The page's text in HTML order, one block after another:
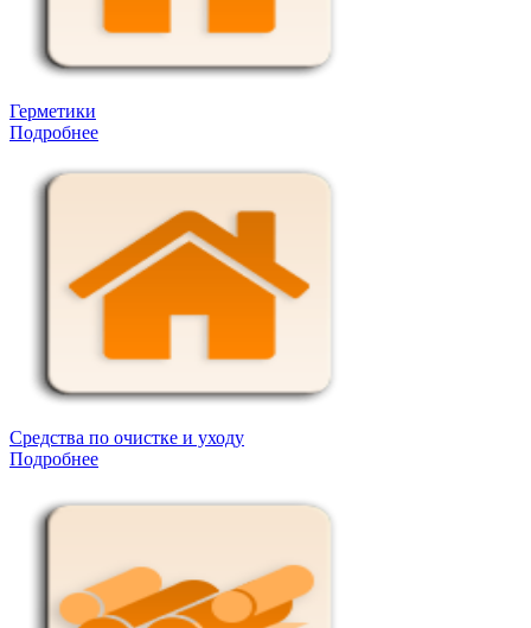
Герметики
Подробнее
Средства по очистке и уходу
Подробнее